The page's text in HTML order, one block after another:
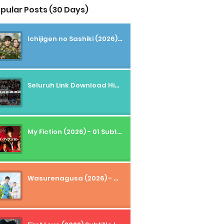
Posts (30 Days)
Ichijigen no Sashiki (2026) - 01 Subtitle Indonesia
Seluruh Link Download High And Low Subtitle Indonesia
My Fiction (2026) - 01 Subtitle Indonesia
Wasurenagusa (2026) - 01+02 Subtitle Indonesia